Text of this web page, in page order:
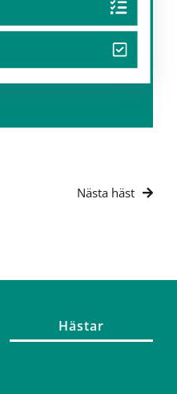
Nästa häst
Hästar